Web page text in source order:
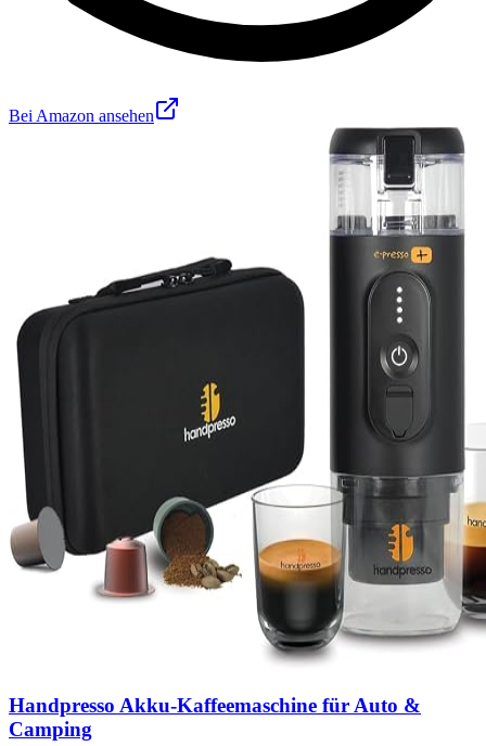
Bei Amazon ansehen
Handpresso Akku-Kaffeemaschine für Auto &
Camping